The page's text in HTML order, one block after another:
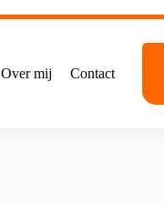
Over mij Contact